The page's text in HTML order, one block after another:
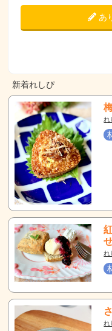
あ
新着れしぴ
れ
れ
れ